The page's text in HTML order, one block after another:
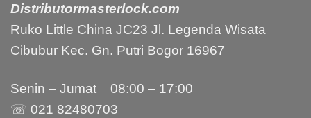
Distributormasterlock.com
Ruko Little China JC23 Jl. Legenda Wisata
Cibubur Kec. Gn. Putri Bogor 16967
Senin – Jumat 08:00 – 17:00
☏ 021 82480703